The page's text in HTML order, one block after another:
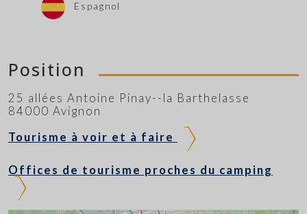
Espagnol
Position
25 allées Antoine Pinay--la Barthelasse
84000 Avignon
Tourisme à voir et à faire
Offices de tourisme proches du camping